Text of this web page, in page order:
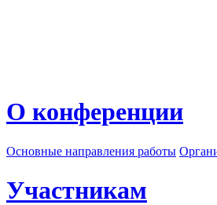
О конференции
Основные направления работы
Участникам